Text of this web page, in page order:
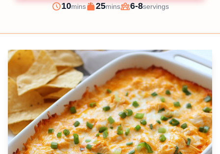
Prep
10minutes
mins
Cook
25minutes
mins
Servings
6-8servings